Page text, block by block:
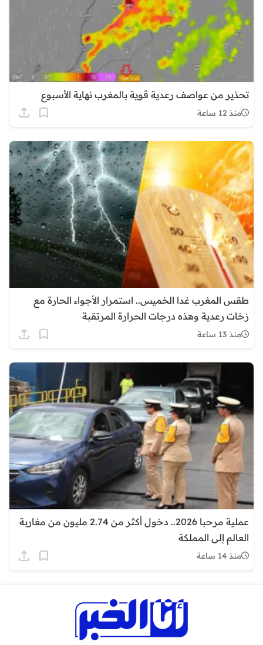
تحذير من عواصف رعدية قوية بالمغرب نهاية الأسبوع
منذ 12 ساعة
طقس المغرب غدا الخميس.. استمرار الأجواء الحارة مع
زخات رعدية وهذه درجات الحرارة المرتقبة
منذ 13 ساعة
عملية مرحبا 2026.. دخول أكثر من 2.74 مليون من مغاربة
العالم إلى المملكة
منذ 14 ساعة